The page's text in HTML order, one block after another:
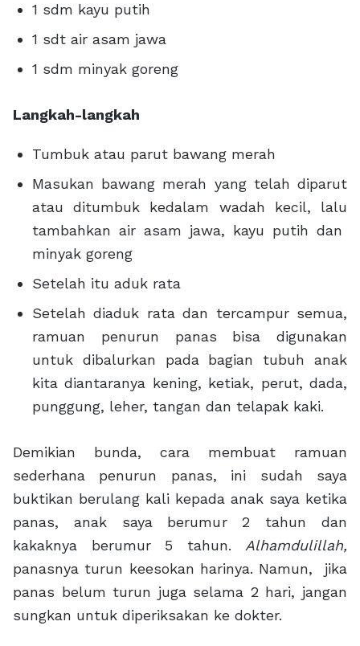
1 sdm kayu putih
1 sdt air asam jawa
1 sdm minyak goreng
Langkah-langkah
Tumbuk atau parut bawang merah
Masukan bawang merah yang telah diparut
atau ditumbuk kedalam wadah kecil, lalu
tambahkan air asam jawa, kayu putih dan
minyak goreng
Setelah itu aduk rata
Setelah diaduk rata dan tercampur semua,
ramuan penurun panas bisa digunakan
untuk dibalurkan pada bagian tubuh anak
kita diantaranya kening, ketiak, perut, dada,
punggung, leher, tangan dan telapak kaki.
Demikian bunda, cara membuat ramuan
sederhana penurun panas, ini sudah saya
buktikan berulang kali kepada anak saya ketika
panas, anak saya berumur 2 tahun dan
kakaknya berumur 5 tahun. Alhamdulillah,
panasnya turun keesokan harinya. Namun, jika
panas belum turun juga selama 2 hari, jangan
sungkan untuk diperiksakan ke dokter.